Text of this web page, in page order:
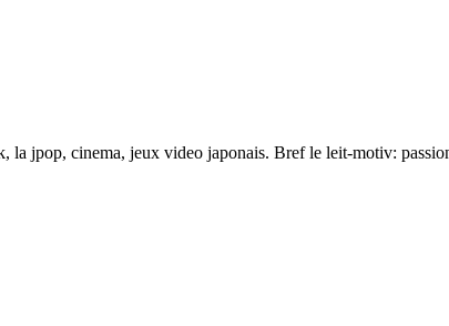
la jpop, cinema, jeux video japonais. Bref le leit-motiv: